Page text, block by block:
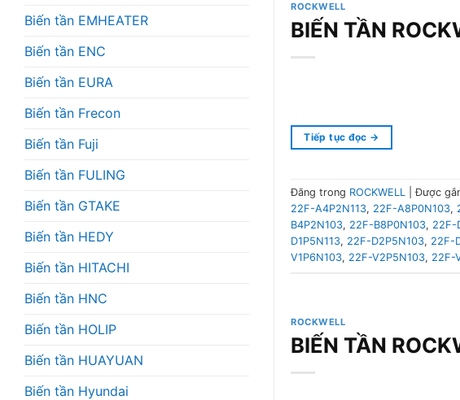
Biến tần EMHEATER
Biến tần ENC
Biến tần EURA
Biến tần Frecon
Biến tần Fuji
Biến tần FULING
Biến tần GTAKE
Biến tần HEDY
Biến tần HITACHI
Biến tần HNC
Biến tần HOLIP
Biến tần HUAYUAN
Biến tần Hyundai
ROCKWELL
BIẾN TẦN
Tiếp tục đọc →
Đăng trong ROCKWELL |Được
22F-A4P2N113, 22F-A8P0N103,
B4P2N103, 22F-B8P0N103, 22F-
D1P5N113, 22F-D2P5N103, 22F-
V1P6N103, 22F-V2P5N103, 22F-
ROCKWELL
BIẾN TẦN